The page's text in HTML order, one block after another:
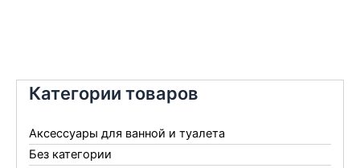
Категории товаров
Аксессуары для ванной и туалета
Без категории